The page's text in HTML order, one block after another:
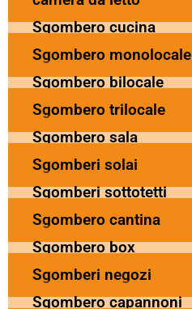
Sgombero cucina
Sgombero monolocale
Sgombero bilocale
Sgombero trilocale
Sgombero sala
Sgomberi solai
Sgomberi sottotetti
Sgombero cantina
Sgombero box
Sgomberi negozi
Sgombero capannoni